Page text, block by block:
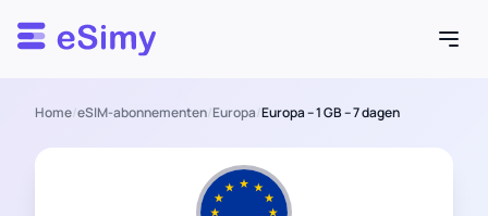
Esimy
Home/eSIM-abonnementen/Europa/Europa – 1 GB – 7 dagen